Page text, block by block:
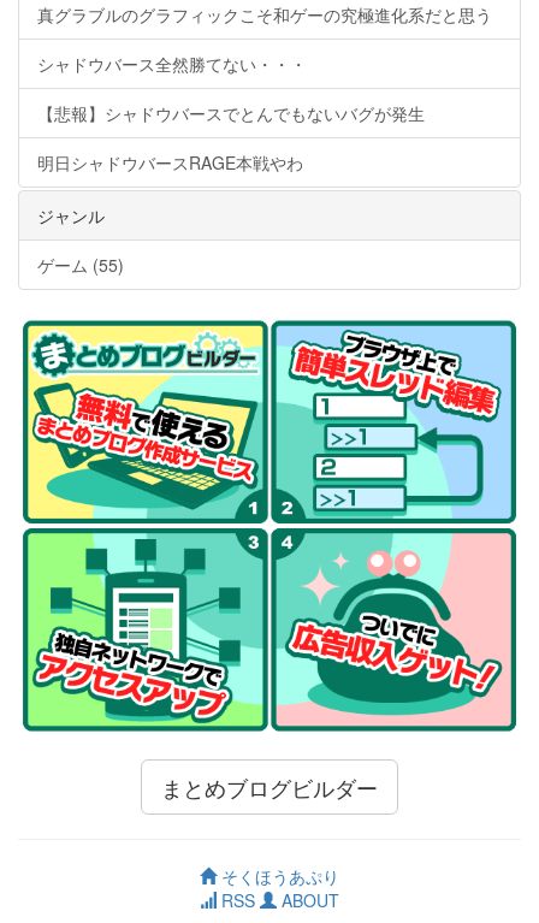
真グラブルのグラフィックこそ和ゲーの究極進化系だと思う
シャドウバース全然勝てない・・・
【悲報】シャドウバースでとんでもないバグが発生
明日シャドウバースRAGE本戦やわ
ジャンル
ゲーム (55)
まとめブログビルダー
そくほうあぷり
RSS
ABOUT